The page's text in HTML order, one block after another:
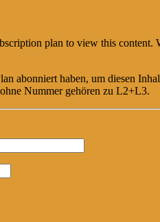
plan to view this
abonniert haben, um diesen
Nummer gehören zu L2+L3.